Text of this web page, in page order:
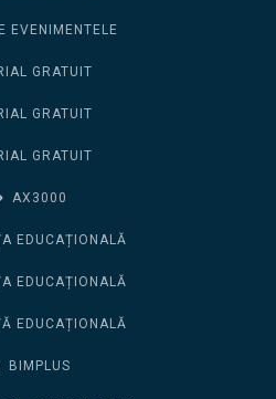
EVENIMENTELE
GRATUIT
GRATUIT
GRATUIT
AX3000
EDUCAȚIONALĂ
EDUCAȚIONALĂ
EDUCAȚIONALĂ
BIMPLUS